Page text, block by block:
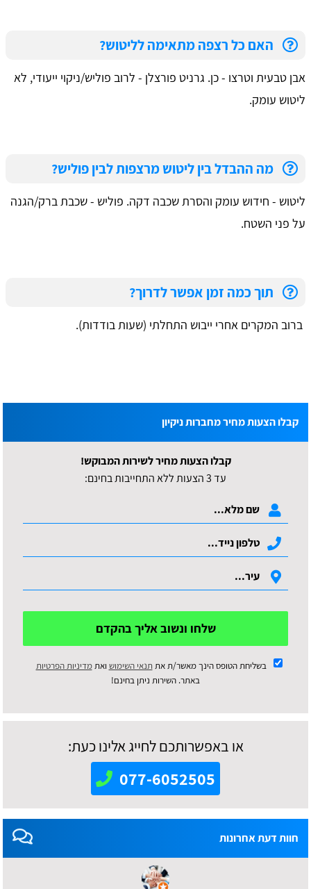
האם כל רצפה מתאימה לליטוש?
אבן טבעית וטרצו - כן. גרניט פורצלן - לרוב פוליש/ניקוי ייעודי, לא
ליטוש עומק.
מה ההבדל בין ליטוש מרצפות לבין פוליש?
ליטוש - חידוש עומק והסרת שכבה דקה. פוליש - שכבת ברק/הגנה
על פני השטח.
תוך כמה זמן אפשר לדרוך?
ברוב המקרים אחרי ייבוש התחלתי (שעות בודדות).
קבלו הצעות מחיר מחברות ניקיון
קבלו הצעות מחיר לשירות המבוקש!
עד 3 הצעות ללא התחייבות בחינם:
שלחו ונשוב אליך בהקדם
בשליחת הטופס הינך מאשר/ת את תנאי השימוש ואתמדיניות הפרטיות
באתר. השירות ניתן בחינם!
או באפשרותכם לחייג אלינו כעת:
077-6052505
חוות דעת אחרונות